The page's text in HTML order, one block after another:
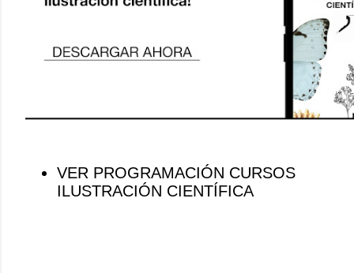
VER PROGRAMACIÓN CURSOS
ILUSTRACIÓN CIENTÍFICA